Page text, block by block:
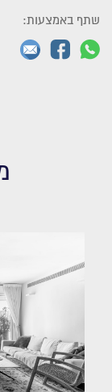
שתף באמצעות: